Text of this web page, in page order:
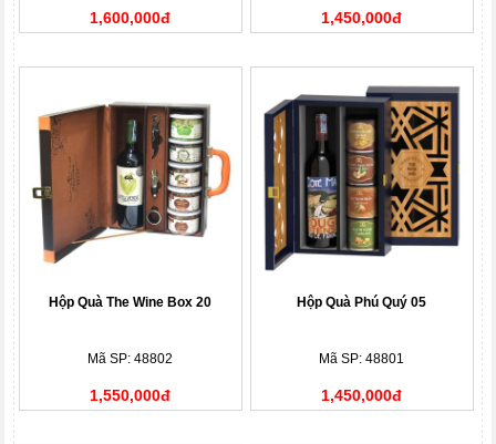
1,600,000đ 1,450,000đ
Hộp Quà The Wine Box 20
Mã SP: 48802
1,550,000đ
Hộp Quà Phú Quý 05
Mã SP: 48801
1,450,000đ